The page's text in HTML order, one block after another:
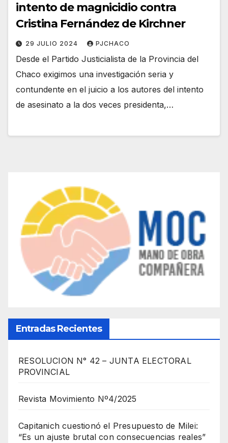
intento de magnicidio contra
Cristina Fernández de Kirchner
29 JULIO 2024 PJCHACO
Desde el Partido Justicialista de la Provincia del
Chaco exigimos una investigación seria y
contundente en el juicio a los autores del intento
de asesinato a la dos veces presidenta,…
Entradas Recientes
RESOLUCION N° 42 – JUNTA ELECTORAL
PROVINCIAL
Revista Movimiento Nº4/2025
Capitanich cuestionó el Presupuesto de Milei:
“Es un ajuste brutal con consecuencias reales”